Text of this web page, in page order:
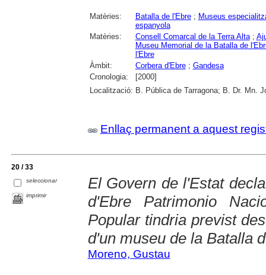
Matèries: Batalla de l'Ebre; Museus
espanyola
Matèries:
Consell Comarcal de la Terra Alta;
Museu Memorial de la Batalla de
l'Ebre
Àmbit:
Corbera d'Ebre; Gandesa
Cronologia:
[2000]
Localització: B. Pública de Tarragona; B. Dr. Mn.
Enllaç permanent a aquest
20 / 33
seleccionar
imprimir
El Govern de l'Estat
d'Ebre Patrimonio
Popular tindria previst
d'un museu de la Batalla
Moreno, Gustau